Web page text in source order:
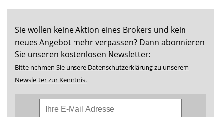
Sie wollen keine Aktion eines Brokers und kein
neues Angebot mehr verpassen? Dann abonnieren
Sie unseren kostenlosen Newsletter:
Bitte nehmen Sie unsere Datenschutzerklärung zu unserem
Newsletter zur Kenntnis.